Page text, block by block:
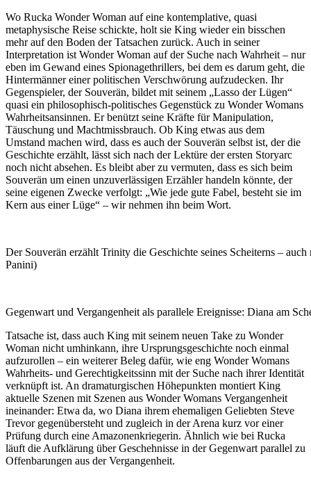
Wo Rucka Wonder Woman auf eine kontemplative, quasi
metaphysische Reise schickte, holt sie King wieder ein bisschen
mehr auf den Boden der Tatsachen zurück. Auch in seiner
Interpretation ist Wonder Woman auf der Suche nach Wahrheit – nur
eben im Gewand eines Spionagethrillers, bei dem es darum geht, die
Hintermänner einer politischen Verschwörung aufzudecken. Ihr
Gegenspieler, der Souverän, bildet mit seinem „Lasso der Lügen“
quasi ein philosophisch-politisches Gegenstück zu Wonder Womans
Wahrheitsansinnen. Er benützt seine Kräfte für Manipulation,
Täuschung und Machtmissbrauch. Ob King etwas aus dem
Umstand machen wird, dass es auch der Souverän selbst ist, der die
Geschichte erzählt, lässt sich nach der Lektüre der ersten Storyarc
noch nicht absehen. Es bleibt aber zu vermuten, dass es sich beim
Souverän um einen unzuverlässigen Erzähler handeln könnte, der
seine eigenen Zwecke verfolgt: „Wie jede gute Fabel, besteht sie im
Kern aus einer Lüge“ – wir nehmen ihn beim Wort.
Der Souverän erzählt Trinity die Geschichte seines Scheiterns –
Panini)
Gegenwart und Vergangenheit als parallele Ereignisse: Diana am
Tatsache ist, dass auch King mit seinem neuen Take zu Wonder
Woman nicht umhinkann, ihre Ursprungsgeschichte noch einmal
aufzurollen – ein weiterer Beleg dafür, wie eng Wonder Womans
Wahrheits- und Gerechtigkeitssinn mit der Suche nach ihrer Identität
verknüpft ist. An dramaturgischen Höhepunkten montiert King
aktuelle Szenen mit Szenen aus Wonder Womans Vergangenheit
ineinander: Etwa da, wo Diana ihrem ehemaligen Geliebten Steve
Trevor gegenübersteht und zugleich in der Arena kurz vor einer
Prüfung durch eine Amazonenkriegerin. Ähnlich wie bei Rucka
läuft die Aufklärung über Geschehnisse in der Gegenwart parallel zu
Offenbarungen aus der Vergangenheit.